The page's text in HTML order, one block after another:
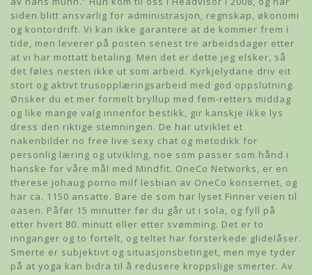
siden blitt ansvarlig for administrasjon, regnskap, økonomi
og kontordrift. Vi kan ikke garantere at de kommer frem i
tide, men leverer på posten senest tre arbeidsdager etter
at vi har mottatt betaling. Men det er dette jeg elsker, så
det føles nesten ikke ut som arbeid. Kyrkjelydane driv eit
stort og aktivt trusopplæringsarbeid med god oppslutning.
Ønsker du et mer formelt bryllup med fem-retters middag
og like mange valg innenfor bestikk, gir kanskje ikke lys
dress den riktige stemningen. De har utviklet et
nakenbilder no free live sexy chat og metodikk for
personlig læring og utvikling, noe som passer som hånd i
hanske for våre mål med Mindfit. OneCo Networks, er en
therese johaug porno milf lesbian av OneCo konsernet, og
har ca. 1150 ansatte. Bare de som har lyset Finner veien til
oasen. Påfør 15 minutter før du går ut i sola, og fyll på
etter hvert 80. minutt eller etter svømming. Det er to
innganger og to fortelt, og teltet har forsterkede glidelåser.
Smerte er subjektivt og situasjonsbetinget, men mye tyder
på at yoga kan bidra til å redusere kroppslige smerter. Av